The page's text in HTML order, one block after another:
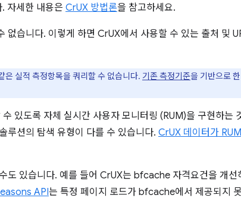
자세한 내용은 CrUX 방법론을 참고하세요.
습니다. 이렇게 하면 CrUX에서 사용할 수 있는 출처 및
은 실적 측정항목을 쿼리할 수 없습니다. 기존 측정기준을 기반으로
있도록 자체 실시간 사용자 모니터링 (RUM)을 구현하는
루션의 탐색 유형이 다를 수 있습니다. CrUX 데이터가
도 있습니다. 예를 들어 CrUX는 bfcache 자격요건을 개선
API는 특정 페이지 로드가 bfcache에서 제공되지